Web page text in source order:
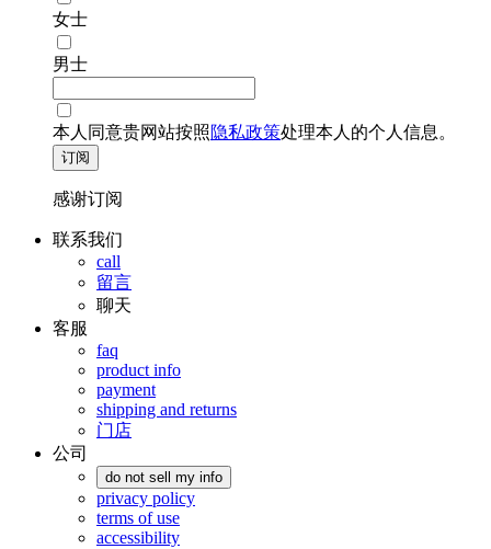
女士
男士
本人同意贵网站按照隐私政策处理本人的个人信息。
订阅
感谢订阅
联系我们
call
留言
聊天
客服
faq
product info
payment
shipping and returns
门店
公司
do not sell my info
privacy policy
terms of use
accessibility